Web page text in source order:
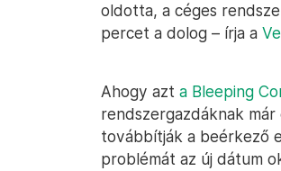
oldotta, a céges
percet a dolog – írja a
Ahogy azt a Bleeping
rendszergazdáknak
továbbítják a beérkező
problémát az új dátum